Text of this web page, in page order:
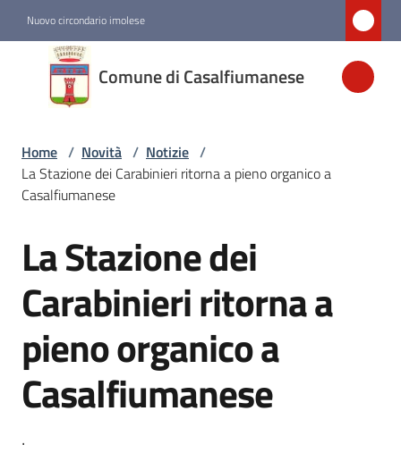
Nuovo circondario imolese
Comune di Casalfiumanese
Comune di
Casalfiumanese
Amministrazione
Vivere
Casalfiumanese
Home / Novità / Notizie /
La Stazione dei Carabinieri ritorna a pieno organico a
Casalfiumanese
Salta al contenuto
La Stazione dei
Carabinieri ritorna a
pieno organico a
Casalfiumanese
.